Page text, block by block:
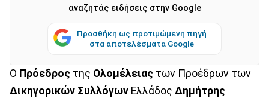
αναζητάς ειδήσεις στην Google
Προσθήκη ως προτιμώμενη πηγή
στα αποτελέσματα Google
Ο Πρόεδρος της Ολομέλειας των Προέδρων των
Δικηγορικών Συλλόγων Ελλάδος Δημήτρης